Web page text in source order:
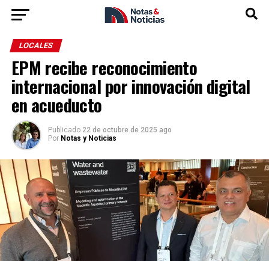
LOCALES
EPM recibe reconocimiento
internacional por innovación digital
en acueducto
Publicado 22 de octubre de 2025 ago
Por Notas y Noticias